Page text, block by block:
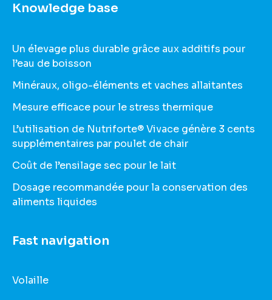
Knowledge base
Un élevage plus durable grâce aux additifs pour
l’eau de boisson
Minéraux, oligo-éléments et vaches allaitantes
Mesure efficace pour le stress thermique
L’utilisation de Nutriforte® Vivace génère 3 cents
supplémentaires par poulet de chair
Coût de l’ensilage sec pour le lait
Dosage recommandée pour la conservation des
aliments liquides
Fast navigation
Volaille